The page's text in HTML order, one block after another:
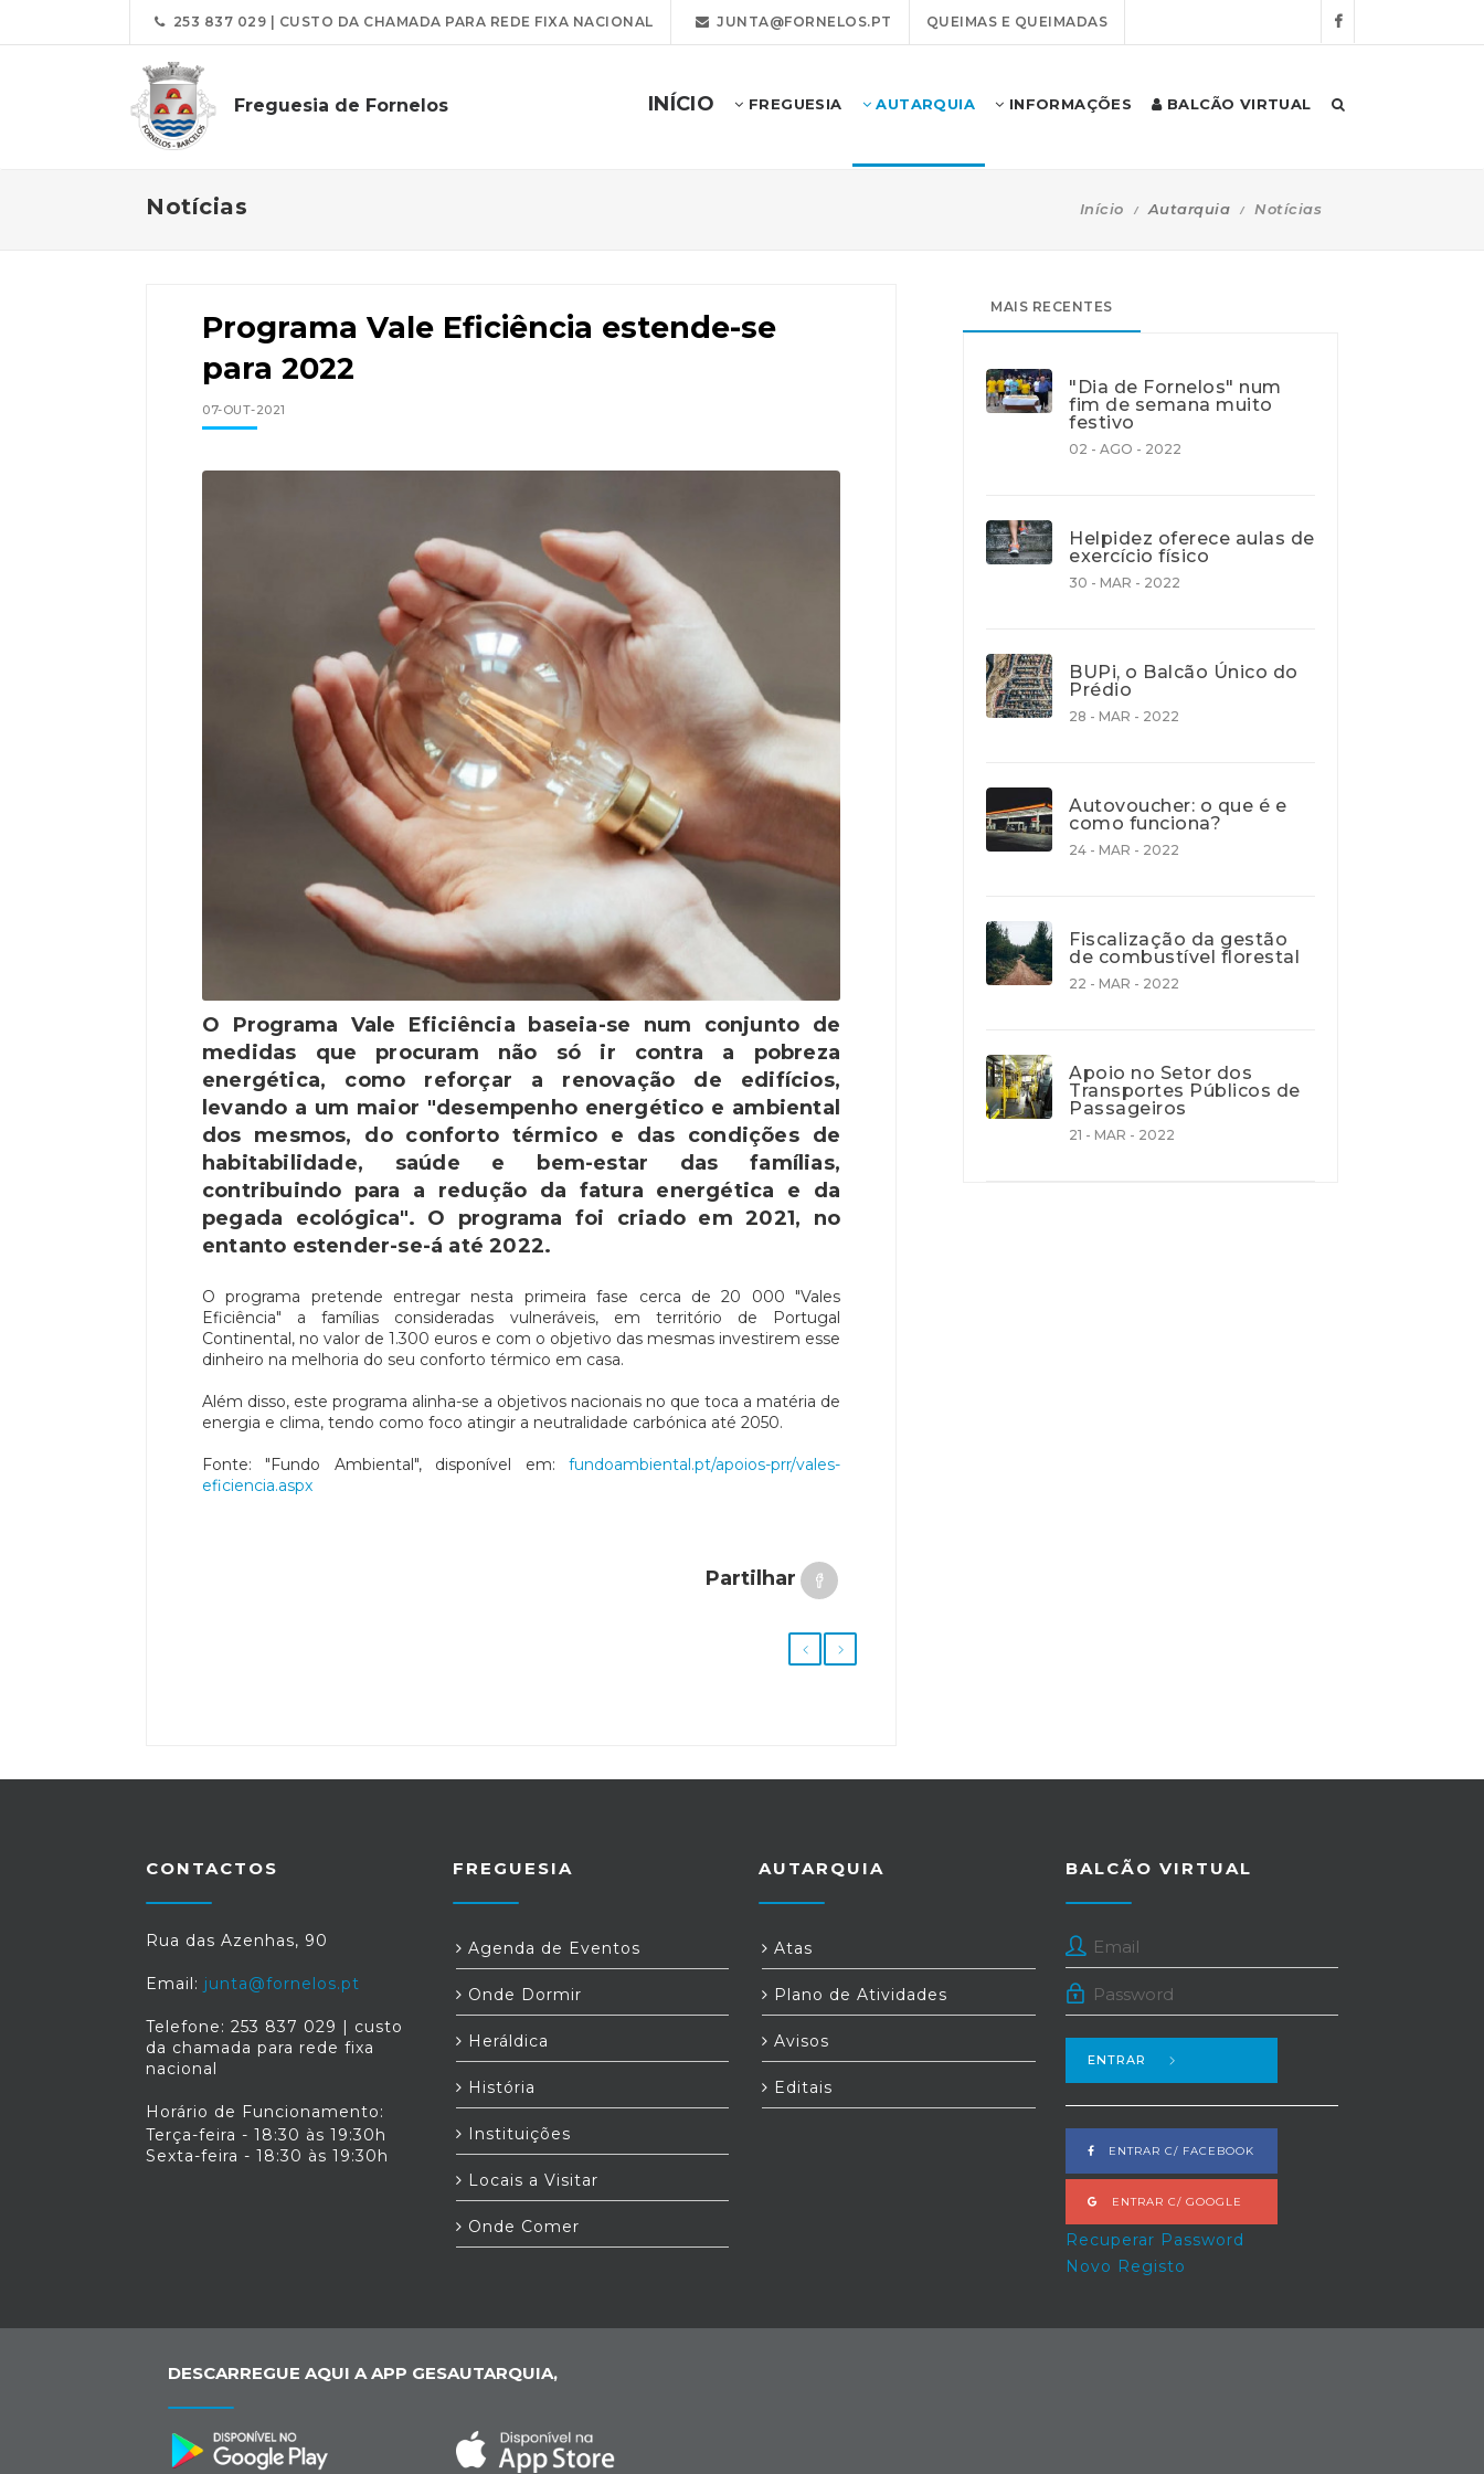
253 837 029 | CUSTO DA CHAMADA PARA REDE FIXA NACIONAL JUNTA@FORNELOS.PT QUEIMAS E QUEIMADAS
Freguesia de Fornelos INÍCIO FREGUESIA AUTARQUIA INFORMAÇÕES BALCÃO VIRTUAL
Notícias Início Autarquia Notícias
Programa Vale Eficiência estende-se
para 2022
07-OUT-2021
O Programa Vale Eficiência baseia-se num conjunto de
medidas que procuram não só ir contra a pobreza
energética, como reforçar a renovação de edifícios,
levando a um maior "desempenho energético e ambiental
dos mesmos, do conforto térmico e das condições de
habitabilidade, saúde e bem-estar das famílias,
contribuindo para a redução da fatura energética e da
pegada ecológica". O programa foi criado em 2021, no
entanto estender-se-á até 2022.
O programa pretende entregar nesta primeira fase cerca de 20 000 "Vales
Eficiência" a famílias consideradas vulneráveis, em território de Portugal
Continental, no valor de 1.300 euros e com o objetivo das mesmas investirem esse
dinheiro na melhoria do seu conforto térmico em casa.
Além disso, este programa alinha-se a objetivos nacionais no que toca a matéria de
energia e clima, tendo como foco atingir a neutralidade carbónica até 2050.
Fonte: "Fundo Ambiental", disponível em: fundoambiental.pt/apoios-prr/vales-
eficiencia.aspx
Partilhar
MAIS RECENTES
"Dia de Fornelos" num
fim de semana muito
festivo
02 - AGO - 2022
Helpidez oferece aulas de
exercício físico
30 - MAR - 2022
BUPi, o Balcão Único do
Prédio
28 - MAR - 2022
Autovoucher: o que é e
como funciona?
24 - MAR - 2022
Fiscalização da gestão
de combustível florestal
22 - MAR - 2022
Apoio no Setor dos
Transportes Públicos de
Passageiros
21 - MAR - 2022
CONTACTOS
Rua das Azenhas, 90
Email: junta@fornelos.pt
Telefone: 253 837 029 | custo
da chamada para rede fixa
nacional
Horário de Funcionamento:
Terça-feira - 18:30 às 19:30h
Sexta-feira - 18:30 às 19:30h
FREGUESIA
Agenda de Eventos
Onde Dormir
Heráldica
História
Instituições
Locais a Visitar
Onde Comer
AUTARQUIA
Atas
Plano de Atividades
Avisos
Editais
BALCÃO VIRTUAL
ENTRAR
ENTRAR C/ FACEBOOK
ENTRAR C/ GOOGLE
Recuperar Password
Novo Registo
DESCARREGUE AQUI A APP GESAUTARQUIA,